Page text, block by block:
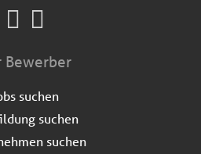
Bewerber
suchen
suchen
suchen